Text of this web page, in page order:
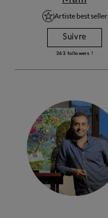
Artiste best seller
Suivre
363 followers !